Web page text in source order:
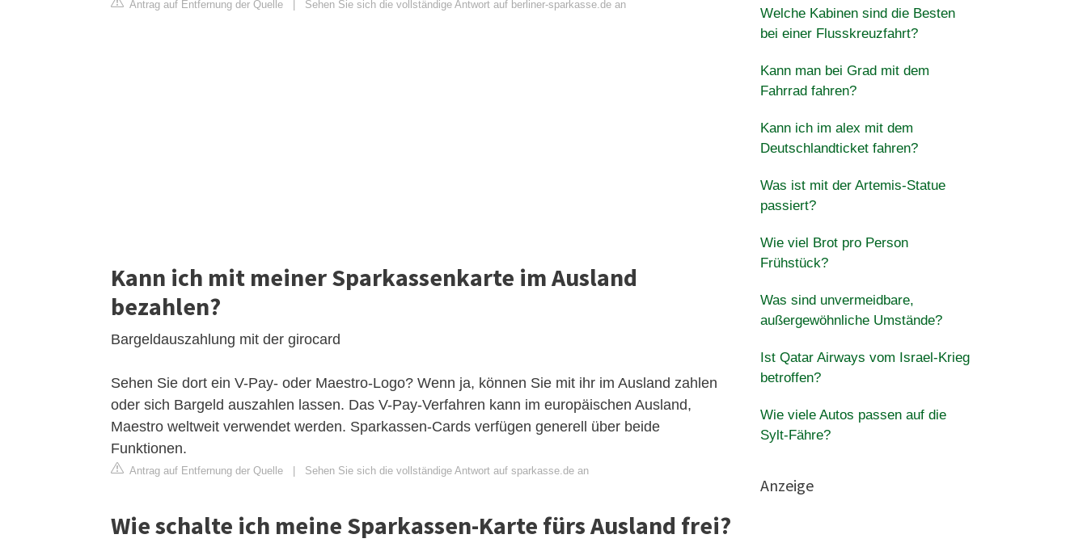
Antrag auf Entfernung der Quelle Sehen Sie sich die vollständige Antwort auf berliner-sparkasse.de an
Kann ich mit meiner Sparkassenkarte im Ausland
bezahlen?
Bargeldauszahlung mit der girocard
Sehen Sie dort ein V-Pay- oder Maestro-Logo? Wenn ja, können Sie mit ihr im Ausland zahlen
oder sich Bargeld auszahlen lassen. Das V-Pay-Verfahren kann im europäischen Ausland,
Maestro weltweit verwendet werden. Sparkassen-Cards verfügen generell über beide
Funktionen.
Antrag auf Entfernung der Quelle Sehen Sie sich die vollständige Antwort auf sparkasse.de an
Wie schalte ich meine Sparkassen-Karte fürs Ausland frei?
Welche Kabinen sind die Besten
bei einer Flusskreuzfahrt?
Kann man bei Grad mit dem
Fahrrad fahren?
Kann ich im alex mit dem
Deutschlandticket fahren?
Was ist mit der Artemis-Statue
passiert?
Wie viel Brot pro Person
Frühstück?
Was sind unvermeidbare,
außergewöhnliche Umstände?
Ist Qatar Airways vom Israel-Krieg
betroffen?
Wie viele Autos passen auf die
Sylt-Fähre?
Anzeige